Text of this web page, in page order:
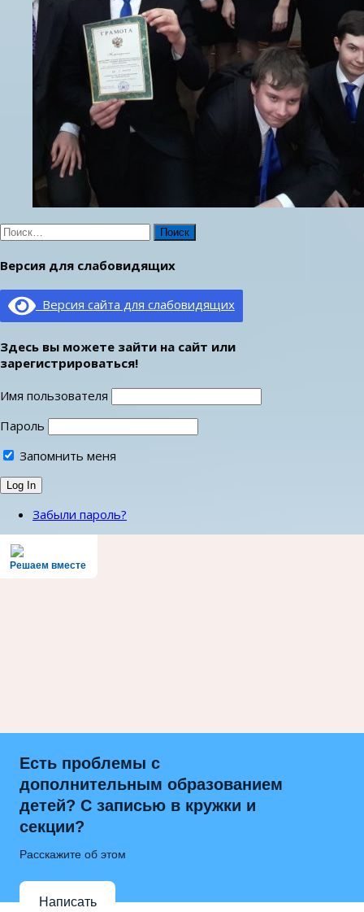
Найти:
Версия для слабовидящих
Версия сайта для слабовидящих
Здесь вы можете зайти на сайт или
зарегистрироваться!
Имя пользователя
Пароль
Запомнить меня
Забыли пароль?
Решаем вместе
Есть проблемы с
дополнительным образованием
детей? С записью в кружки и
секции?
Расскажите об этом
Написать